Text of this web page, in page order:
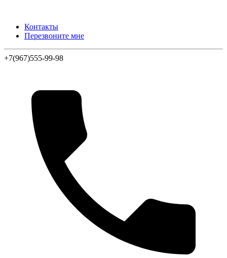
Контакты
Перезвоните мне
+7(967)555-99-98